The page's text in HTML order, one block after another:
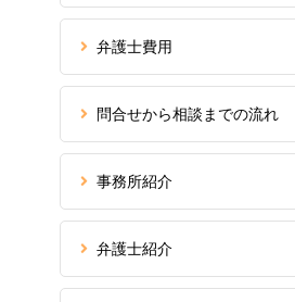
弁護士費用
問合せから相談までの流れ
事務所紹介
弁護士紹介